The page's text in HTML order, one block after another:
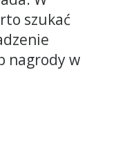
szukać
nagrody w